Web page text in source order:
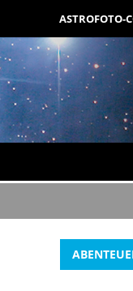
ASTROFOTO-